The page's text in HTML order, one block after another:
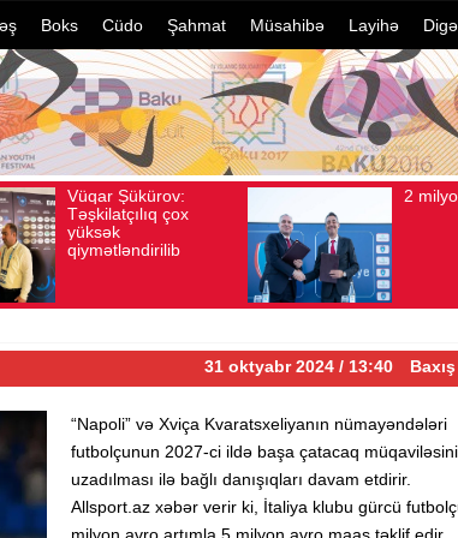
Boks Cüdo Şahmat Müsahibə Layihə
2 milyonluq sözləşmə
Avqust 04, 2026 Avqust 04,
31 oktyabr 2024 / 13:40
“Napoli” və Xviça Kvaratsxeliyanın nümayəndələri
futbolçunun 2027-ci ildə başa çatacaq
uzadılması ilə bağlı danışıqları davam etdirir.
Allsport.az xəbər verir ki, İtaliya klubu gürcü